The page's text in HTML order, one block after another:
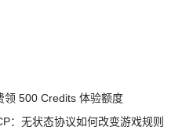
领 500 Credits 体验额度
：无状态协议如何改变游戏规则